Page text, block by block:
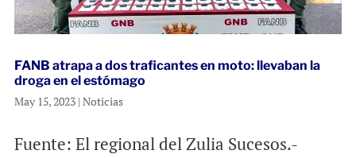
FANB atrapa a dos traficantes en moto: llevaban la
droga en el estómago
May 15, 2023| Noticias
Fuente: El regional del Zulia Sucesos.-